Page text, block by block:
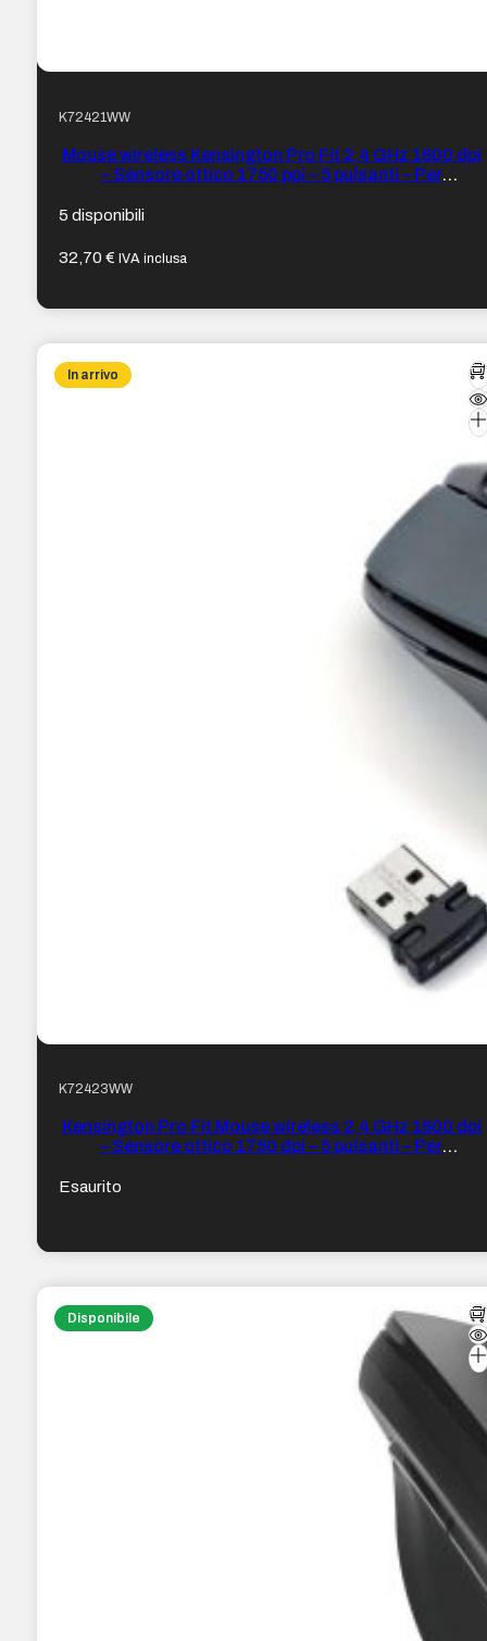
K72421WW
Mouse wireless Kensington Pro Fit 2,4 GHz 1600 dpi
– Sensore ottico 1750 ppi – 5 pulsanti – Per
5 disponibili
32,70€ IVA inclusa
In arrivo
K72423WW
Kensington Pro Fit Mouse wireless 2,4 GHz 1600 dpi
– Sensore ottico 1750 dpi – 5 pulsanti – Per
Esaurito
Disponibile